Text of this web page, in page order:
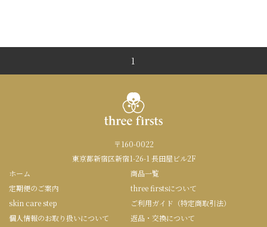
1
〒160-0022
東京都新宿区新宿1-26-1 長田屋ビル2F
ホーム
商品一覧
定期便のご案内
three firstsについて
skin care step
ご利用ガイド（特定商取引法）
個人情報のお取り扱いについて
返品・交換について